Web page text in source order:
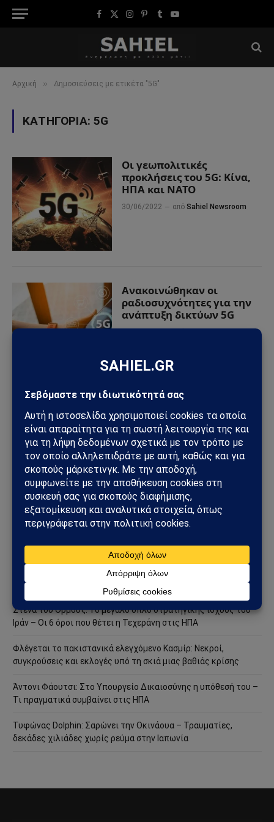
Facebook
X
Instagram
Pinterest
TumblrYouTube
Αρχική » Δημοσιεύσεις με ετικέτα "5G"
ΚΑΤΗΓΟΡΊΑ:5G
Οι γεωπολιτικές
προκλήσεις του 5G: Κίνα,
ΗΠΑ και ΝΑΤΟ
30/06/2022 από Sahiel Newsroom
Ανακοινώθηκαν οι
ραδιοσυχνότητες για την
ανάπτυξη δικτύων 5G
ΠΡΟΣΦΑΤΑ ΑΡΘΡΑ
Unitree: Πώς η κινεζική εταιρεία ρομπότ «πρόλαβε» τους
νέους περιορισμούς των ΗΠΑ
Συναγερμός για πυρκαγιές στην Ελλάδα: Σε πλήρη επιφυλακή
Χούθι χτύπησαν την ενεργειακή καρδιά της Σαουδικής
Αραβίας – Επίθεση με drone στο διυλιστήριο της Aramco στην
Τζαζάν
Στενά του Ορμούζ: Το μεγάλο όπλο στρατηγικής ισχύος του
Ιράν – Οι 6 όροι που θέτει η Τεχεράνη στις ΗΠΑ
Φλέγεται το πακιστανικά ελεγχόμενο Κασμίρ: Νεκροί,
συγκρούσεις και εκλογές υπό τη σκιά μιας βαθιάς κρίσης
Άντονι Φάουτσι: Στο Υπουργείο Δικαιοσύνης η υπόθεσή του –
Τι πραγματικά συμβαίνει στις ΗΠΑ
Τυφώνας Dolphin: Σαρώνει την Οκινάουα – Τραυματίες,
δεκάδες χιλιάδες χωρίς ρεύμα στην Ιαπωνία